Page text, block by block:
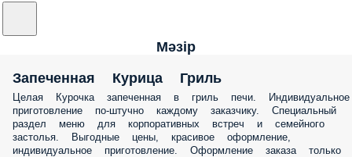
Мәзір
Запеченная Курица Гриль
Целая Курочка запеченная в гриль печи. Индивидуальное
приготовление по-штучно каждому заказчику. Специальный
раздел меню для корпоративных встреч и семейного
застолья. Выгодные цены, красивое оформление,
индивидуальное приготовление. Оформление заказа только